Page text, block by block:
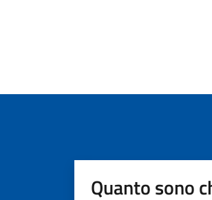
Quanto sono